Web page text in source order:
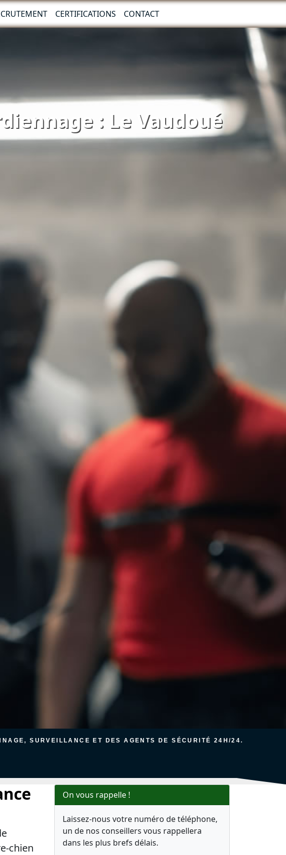
CERTIFICATIONS CONTACT
: Le Vaudoué
SURVEILLANCE ET DES AGENTS DE SÉCURITÉ 24H/24.
chien
On vous rappelle !
Laissez-nous votre numéro de téléphone,
un de nos conseillers vous rappellera
dans les plus brefs délais.